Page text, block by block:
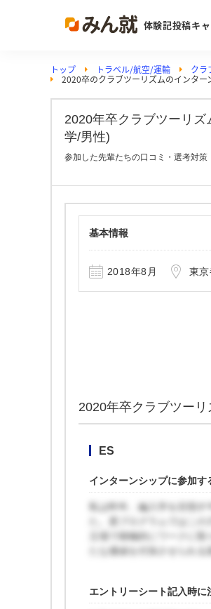
体験記投稿キ
動
トップ トラベル/航空/運輸 クラ
2020卒のクラブツーリズムのインター
2020年卒クラブツーリ
学/男性)
参加した先輩たちの口コミ・選考対策
基本情報
2018年8月 東
2020年卒クラブツー
ES
インターンシップに参加す
私は昨年、編入学を目指
た。貴プログラムではこ
立場で積極的にワークに
たな価値を付加させられ
エントリーシート記入時に